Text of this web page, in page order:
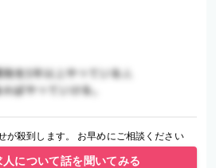
が殺到します。 お早めにご相談ください
について話を聞いてみる